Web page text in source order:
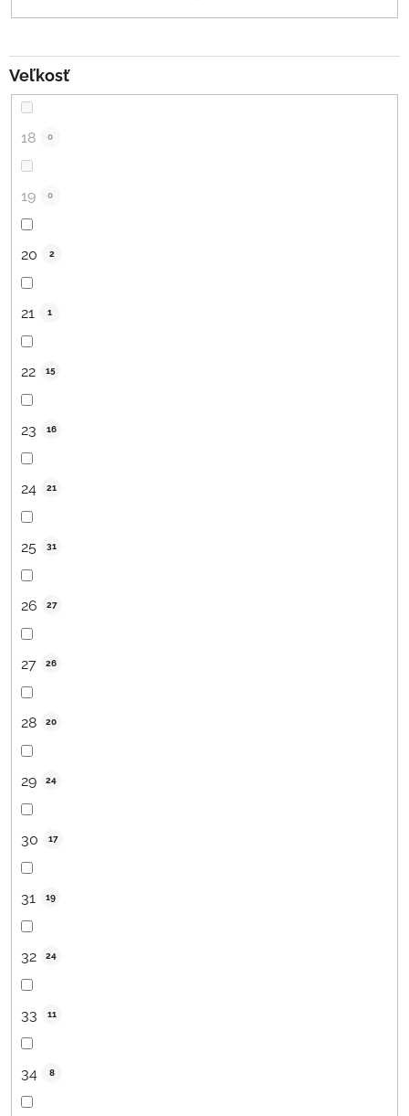
Veľkosť
18 0
19 0
20 2
21 1
22 15
23 16
24 21
25 31
26 27
27 26
28 20
29 24
30 17
31 19
32 24
33 11
34 8